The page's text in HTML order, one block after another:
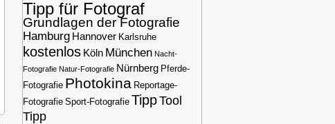
Tipp für Fotograf
Grundlagen der Fotografie
Hamburg Hannover Karlsruhe
kostenlos Köln München Nacht-
Fotografie Natur-Fotografie Nürnberg Pferde-
Fotografie Photokina Reportage-
Fotografie Sport-Fotografie TippTool
Tipp